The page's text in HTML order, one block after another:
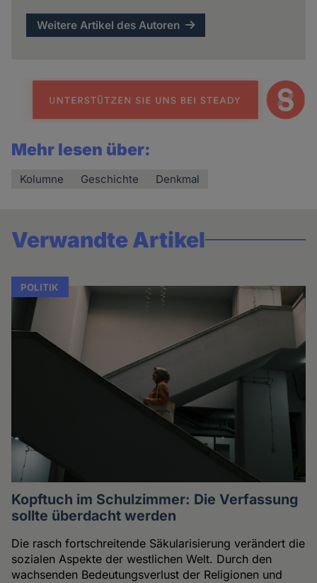
Weitere Artikel des Autoren
Mehr lesen über:
Kolumne Geschichte Denkmal
Verwandte Artikel
POLITIK
Kopftuch im Schulzimmer: Die Verfassung
sollte überdacht werden
Die rasch fortschreitende Säkularisierung verändert die
sozialen Aspekte der westlichen Welt. Durch den
wachsenden Bedeutungsverlust der Religionen und